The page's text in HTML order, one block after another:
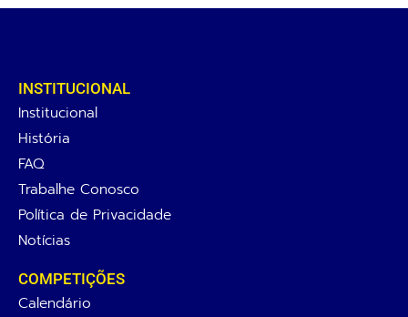
INSTITUCIONAL
Institucional
História
FAQ
Trabalhe Conosco
Política de Privacidade
Notícias
COMPETIÇÕES
Calendário